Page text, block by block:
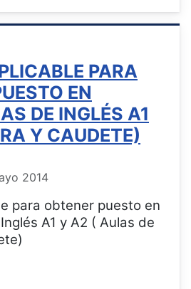
PARA
EN
DE INGLÉS A1
Y CAUDETE)
2014
para obtener puesto en
A1 y A2 ( Aulas de